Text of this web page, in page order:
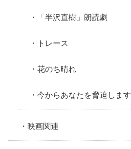
「半沢直樹」朗読劇
トレース
花のち晴れ
今からあなたを脅迫します
映画関連